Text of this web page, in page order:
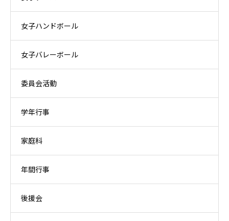
女子ハンドボール
女子バレーボール
委員会活動
学年行事
家庭科
年間行事
後援会